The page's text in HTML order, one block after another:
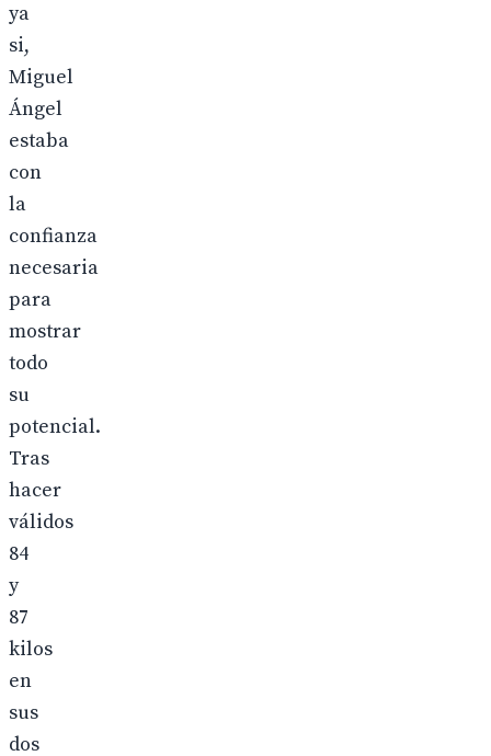
ya
si,
Miguel
Ángel
estaba
con
la
confianza
necesaria
para
mostrar
todo
su
potencial.
Tras
hacer
válidos
84
y
87
kilos
en
sus
dos